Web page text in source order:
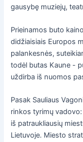
gausybę muziejų,
Prieinamos buto
didžiaisiais Europos
palankesnės,
todėl butas Kaune -
uždirba iš nuomos
Pasak Sauliaus
rinkos tyrimų
iš patraukliausių
Lietuvoje. Miesto